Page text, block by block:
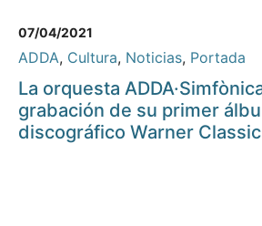
07/04/2021
ADDA, Cultura, Noticias, Portada
La orquesta
grabación de su primer
discográfico Warner